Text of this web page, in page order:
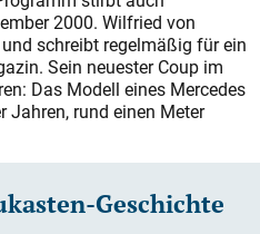
2000. Wilfried von
schreibt regelmäßig für ein
Sein neuester Coup im
Das Modell eines Mercedes
Jahren, rund einen Meter
Geschichte